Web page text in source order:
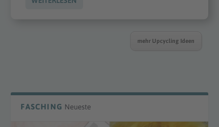
mehr Upcycling Ideen
FASCHING Neueste